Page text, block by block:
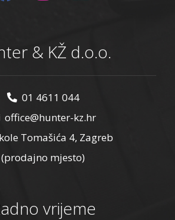
& KŽ d.o.o.
01 4611 044
office@hunter-kz.hr
Tomašića 4, Zagreb
(prodajno mjesto)
vrijeme